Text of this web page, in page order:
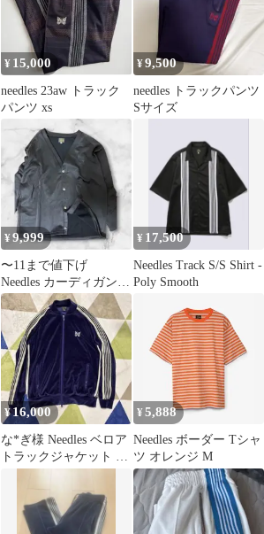
¥ 15,000
needles 23aw トラック
パンツ xs
¥9,500
needles トラックパンツ
Sサイズ
¥9,999
〜11まで値下げ
Needles カーディガン
ブラック M
¥ 17,500
Needles Track S/S Shirt -
Poly Smooth
¥16,000
な*ぎ様 Needles ベロア
トラックジャケット パ
¥5,888
Needles ボーダー Tシャ
ツ オレンジ M